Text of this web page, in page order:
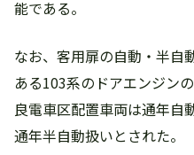
能である。
なお、客用扉の自動・半自
ある103系のドアエンジン
良電車区配置車両は通年自
通年半自動扱いとされた。